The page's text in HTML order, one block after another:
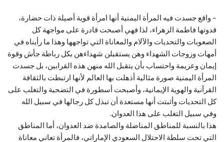
– واقع جسدت فيه المرأة اليمنية أنها امرأة قوية أصيلة ذات حضارة،
قدوتها فاطمة الزهراء، لذا فهي أصبحت قادرة على مواجهة كل
الصعوبات والتحديات والآلام والمعاناة التي تواجهها وهذا ما رأيناه في
أمهات وزوجات الشهداء وهن يستقبلن شهداءهن بكل رباطة جأش وقوة
إيمان وعزيمة واحتساب بأن يتقبل الله منهن هذه القرابين، بل جسدت
المرأة اليمنية صورة مثالية أذهلت بها العالم لأنها ارتبطت بالثقافة
القرآنية والهوية الإيمانية، وأصبحت أسطورة في التضحية والتغلب على
كل التحديات وأثبتت أنها مستعدة أن تبذل كل رجالها في سبيل الله
وفي سبيل التغلب على هذا العدوان.
هذا بالنسبة للمناطق المناضلة والصامدة ضد العدوان، أما المناطق
التي تحت سلطة الاحتلال السعودي الإماراتي، فالمرأة تعاني معاناة